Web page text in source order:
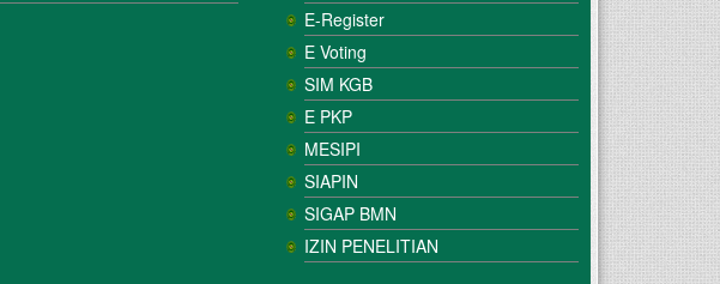
E-Register
E Voting
SIM KGB
E PKP
MESIPI
SIAPIN
SIGAP BMN
IZIN PENELITIAN